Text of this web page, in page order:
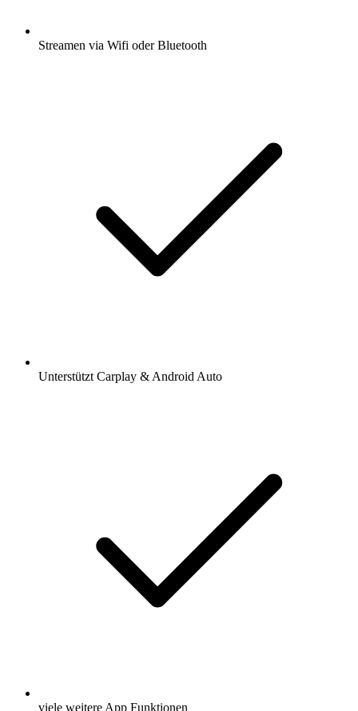
Streamen via Wifi oder Bluetooth
Unterstützt Carplay & Android Auto
viele weitere App Funktionen